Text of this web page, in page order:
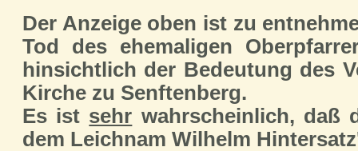
Der Anzeige oben ist zu
Tod des ehemaligen
hinsichtlich der Bedeutung des
Kirche zu Senftenberg.
Es ist sehr wahrscheinlich, daß
dem Leichnam Wilhelm